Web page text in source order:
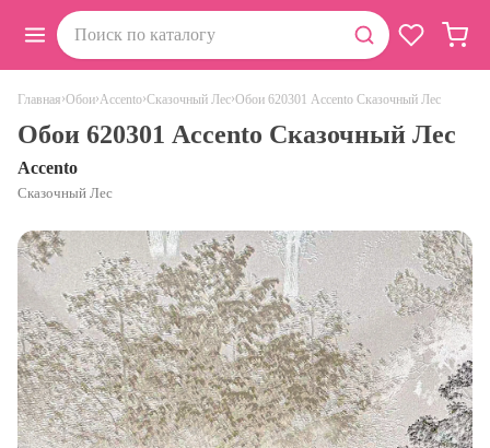
Главная›Обои›Accento›Сказочный Лес›Обои 620301 Accento Сказочный Лес
Обои 620301 Accento Сказочный Лес
Accento
Сказочный Лес